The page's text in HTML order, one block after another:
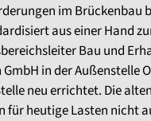
im Brückenbau
aus einer Hand
Bau und
in der Außenstelle
neu errichtet. Die
für heutige Lasten nicht